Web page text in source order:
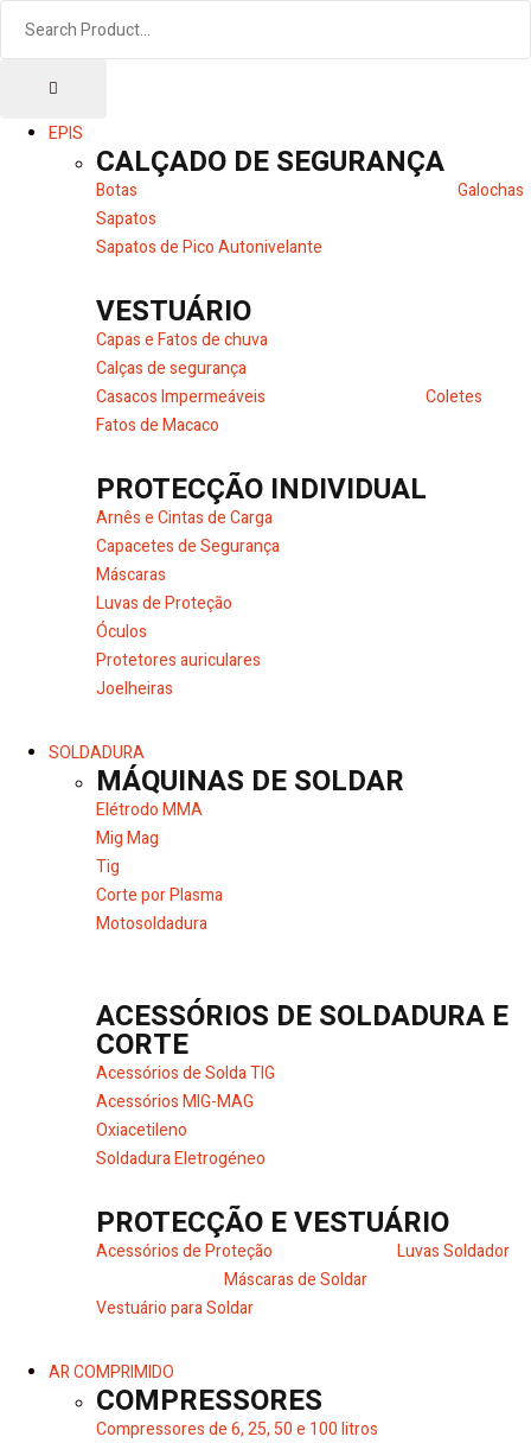
EPIS
CALÇADO DE SEGURANÇA
Botas
Galochas
Sapatos
Sapatos de Pico Autonivelante
VESTUÁRIO
Capas e Fatos de chuva
Calças de segurança
Casacos Impermeáveis
Coletes
Fatos de Macaco
PROTECÇÃO INDIVIDUAL
Arnês e Cintas de Carga
Capacetes de Segurança
Máscaras
Luvas de Proteção
Óculos
Protetores auriculares
Joelheiras
SOLDADURA
MÁQUINAS DE SOLDAR
Elétrodo MMA
Mig Mag
Tig
Corte por Plasma
Motosoldadura
ACESSÓRIOS DE SOLDADURA E
CORTE
Acessórios de Solda TIG
Acessórios MIG-MAG
Oxiacetileno
Soldadura Eletrogéneo
PROTECÇÃO E VESTUÁRIO
Acessórios de Proteção
Luvas Soldador
Máscaras de Soldar
Vestuário para Soldar
AR COMPRIMIDO
COMPRESSORES
Compressores de 6, 25, 50 e 100 litros